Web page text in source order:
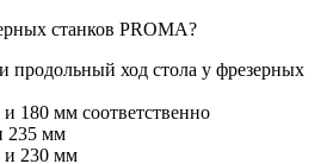
станков PROMA?
продольный ход стола у фрезерных
180 мм соответственно
235 мм
и 230 мм